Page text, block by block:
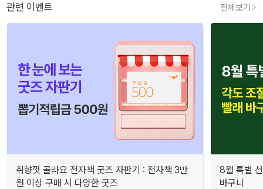
관련 이벤트 전체보기
취향껏 골라요 전자책 굿즈 자판기 : 전자책 3만
원 이상 구매 시 다양한 굿즈
8월 특별
바구니